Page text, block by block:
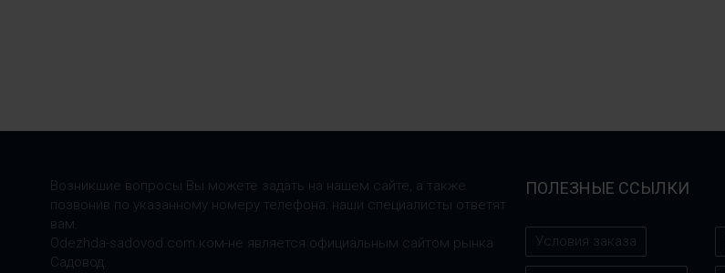
Возникшие вопросы Вы можете задать на нашем сайте, а также
позвонив по указанному номеру телефона: наши специалисты ответят
вам.
Odezhda-sadovod.com.ком-не является официальным сайтом рынка
Садовод.
ПОЛЕЗНЫЕ ССЫЛКИ
Условия заказа